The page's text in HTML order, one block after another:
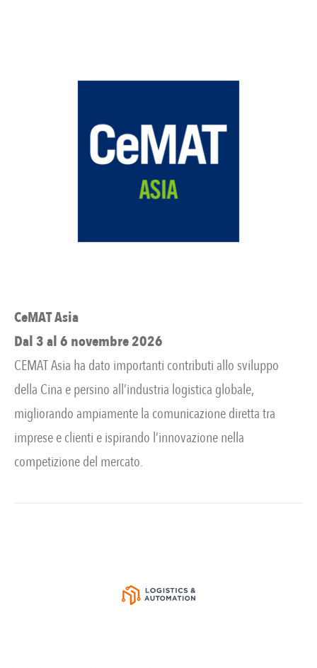
CeMAT Asia
Dal 3 al 6 novembre 2026
CEMAT Asia ha dato importanti contributi allo sviluppo
della Cina e persino all’industria logistica globale,
migliorando ampiamente la comunicazione diretta tra
imprese e clienti e ispirando l’innovazione nella
competizione del mercato.